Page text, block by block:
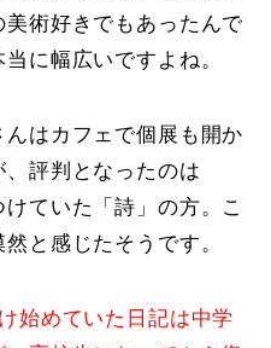
術好きでもあったんで
に幅広いですよね。
はカフェで個展も開か
評判となったのは
ていた「詩」の方。こ
と感じたそうです。
始めていた日記は中学